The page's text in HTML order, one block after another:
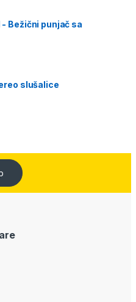
Bežični punjač sa
slušalice